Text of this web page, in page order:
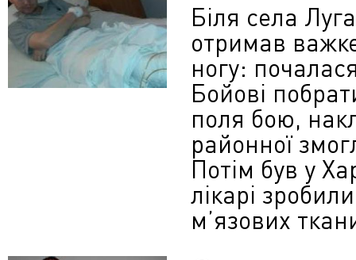
Біля села
отримав
ногу:
Бойові
поля бою,
районної
Потім був у
лікарі
м’язових